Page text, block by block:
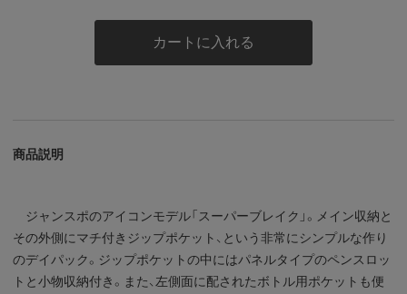
カートに入れる
商品説明
ジャンスポのアイコンモデル「スーパーブレイク」。メイン収納と
その外側にマチ付きジップポケット、という非常にシンプルな作り
のデイパック。ジップポケットの中にはパネルタイプのペンスロッ
トと小物収納付き。また、左側面に配されたボトル用ポケットも便